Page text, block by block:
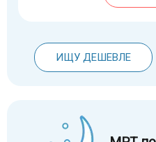
ИЩУ ДЕШЕВЛЕ